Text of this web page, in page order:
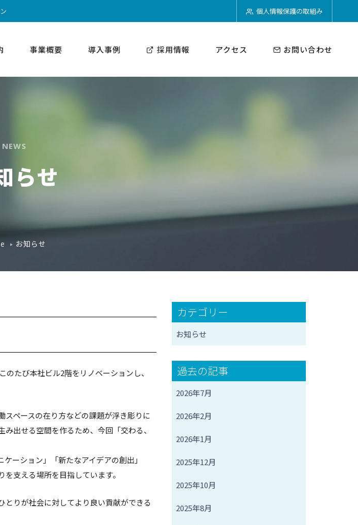
個人情報保護の取組み
事業概要 導入事例 採用情報 アクセス お問い合わせ
NEWS
らせ
お知らせ
たび本社ビル2階をリノベーションし、
ペースの在り方などの課題が浮き彫りに
出せる空間を作るため、今回「交わる、
ーション」「新たなアイデアの創出」
支える場所を目指しています。
りが社会に対してより良い貢献ができる
カテゴリー
お知らせ
過去の記事
2026年7月
2026年2月
2026年1月
2025年12月
2025年10月
2025年8月